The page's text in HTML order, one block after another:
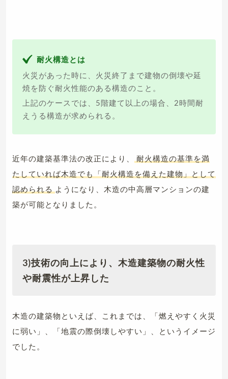
耐火構造とは
火災があった時に、火災終了まで建物の倒壊や延
焼を防ぐ耐火性能のある構造のこと。
上記のケースでは、5階建て以上の場合、2時間耐
えうる構造が求められる。
近年の建築基準法の改正により、
耐火構造の基準を満
たしていれば木造でも「耐火構造を備えた建物」として
認められる
ようになり、木造の中高層マンションの建
築が可能となりました。
3)技術の向上により、木造建築物の耐火性
や耐震性が上昇した
木造の建築物といえば、これまでは、「燃えやすく火災
に弱い」、「地震の際倒壊しやすい」、というイメージ
でした。